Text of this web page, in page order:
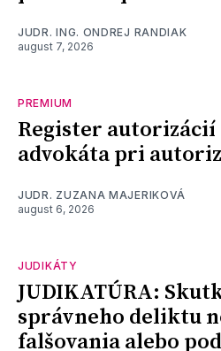
JUDR. ING. ONDREJ RANDIAK
august 7, 2026
PREMIUM
Register autorizácií
advokáta pri
JUDR. ZUZANA MAJERIKOVÁ
august 6, 2026
JUDIKÁTY
JUDIKATÚRA:
správneho deliktu
falšovania alebo